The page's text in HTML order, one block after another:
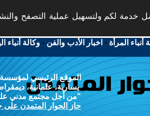
خدمة لكم ولتسهيل عملية التصفح
أنباء المرأة - اخبار الأدب والفن -وكالة أنباء
الموقع الرئيسي لمؤسسة
يسارية، علمانية،
"من أجل مجتمع مدني
حاز الحوار المتمدن على